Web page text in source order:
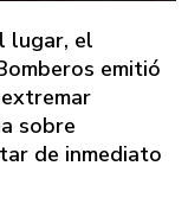
lugar, el
emitió
sobre
de inmediato